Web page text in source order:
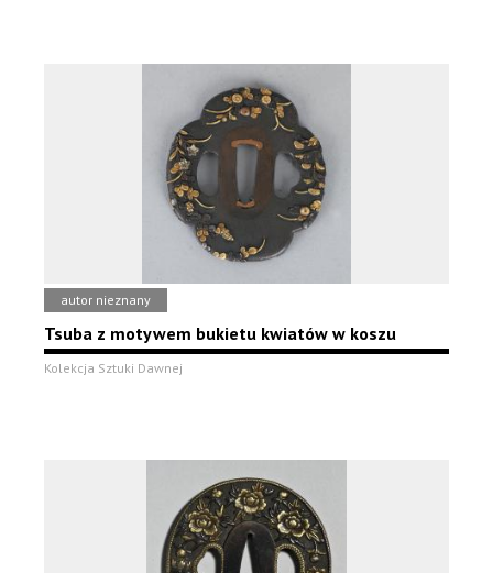
autor nieznany
Tsuba z motywem bukietu kwiatów w koszu
Kolekcja Sztuki Dawnej